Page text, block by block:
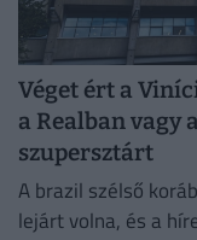
Véget ért a
a Realban vagy
szupersztárt
A brazil szélső
lejárt volna, és a